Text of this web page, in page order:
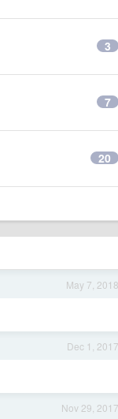
3
7
20
May 7, 2018
Dec 1, 2017
Nov 29, 2017